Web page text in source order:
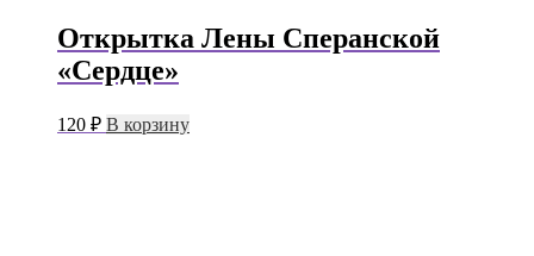
Открытка Лены Сперанской
«Сердце»
120 ₽ В корзину